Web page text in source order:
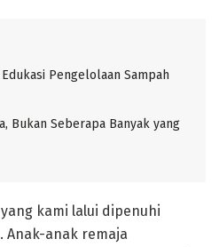
Pengelolaan Sampah
Bukan Seberapa Banyak yang
kami lalui dipenuhi
Anak-anak remaja